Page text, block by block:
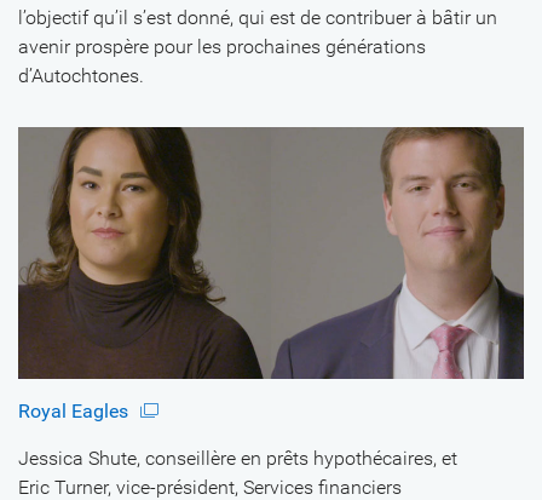
l’objectif qu’il s’est donné, qui est de contribuer à bâtir un
avenir prospère pour les prochaines générations
d’Autochtones.
Royal Eagles
Jessica Shute, conseillère en prêts hypothécaires, et
Eric Turner, vice-président, Services financiers